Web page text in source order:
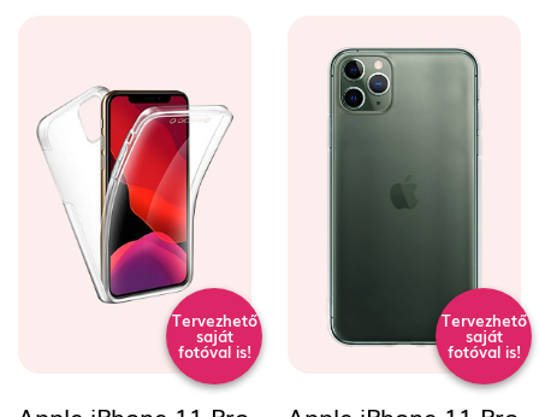
Tervezhető
saját
fotóval is!
Tervezhető
saját
fotóval is!